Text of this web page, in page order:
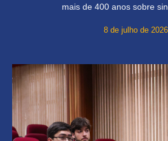
mais de 400 anos sobre
8 de julho de 2026